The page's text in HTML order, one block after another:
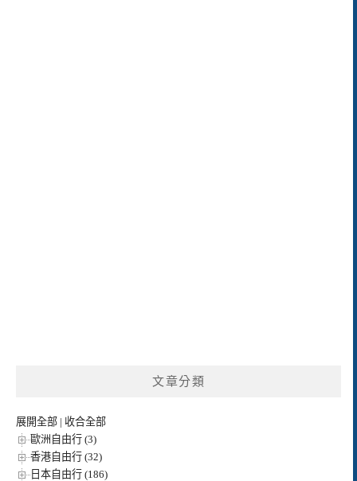
文章分類
展開全部 | 收合全部
歐洲自由行 (3)
香港自由行 (32)
日本自由行 (186)